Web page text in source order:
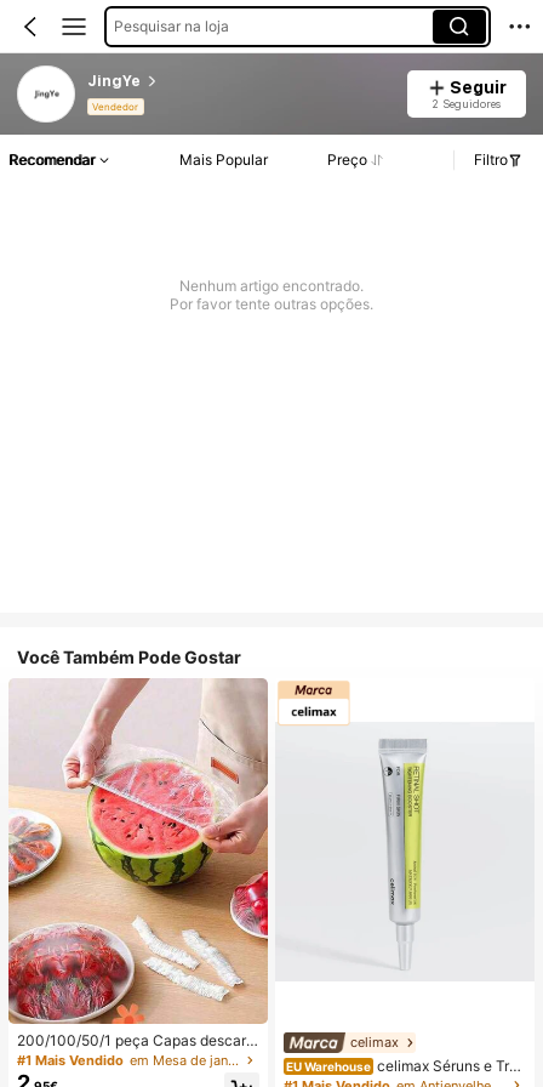
Pesquisar na loja
JingYe
Vendedor
Seguir
2 Seguidores
Recomendar Mais Popular Preço Filtro
Nenhum artigo encontrado.
Por favor tente outras opções.
Você Também Pode Gostar
200/100/50/1 peça Capas descart
áveis de película aderente para ali
mentos, capas descartáveis para c
#1 Mais Vendido em Mesa de jantar para o Ramadão com espaço de arr
celimax
EU Warehouse celimax Séruns e Trat
amento Facial